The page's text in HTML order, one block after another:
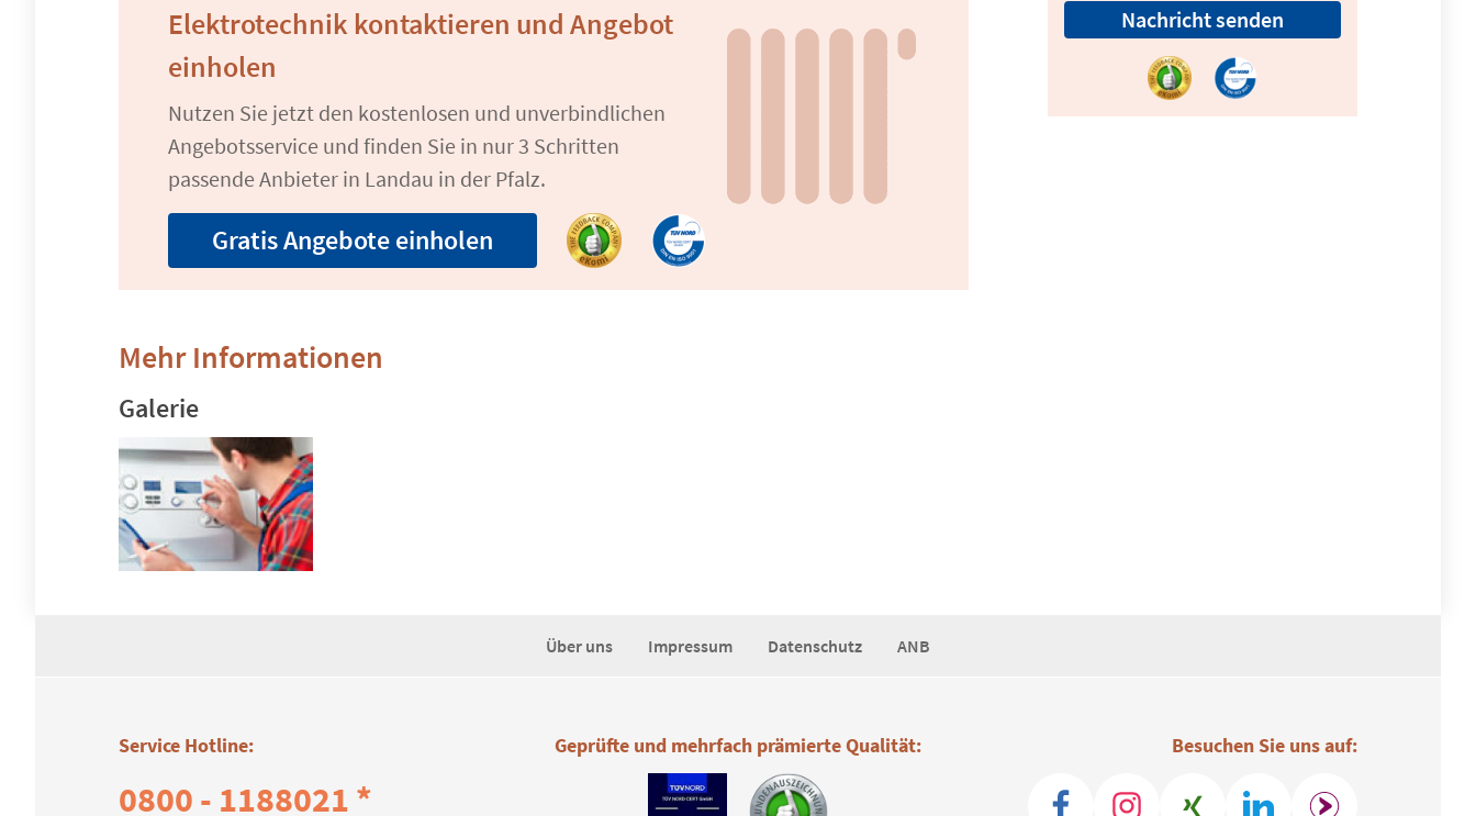
Elektrotechnik kontaktieren und Angebot
einholen
Nutzen Sie jetzt den kostenlosen und unverbindlichen
Angebotsservice und finden Sie in nur 3 Schritten
passende Anbieter in Landau in der Pfalz.
Gratis Angebote einholen
Mehr Informationen
Galerie
Nachricht senden
Über uns Impressum Datenschutz ANB
Service Hotline:
0800 - 1188021 *
Besuchen Sie uns auf:
Geprüfte und mehrfach prämierte Qualität: